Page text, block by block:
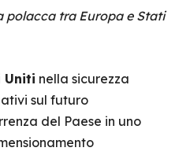
tra Europa e Stati
Uniti nella sicurezza
sul futuro
del Paese in uno